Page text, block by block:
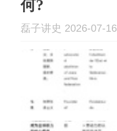
何?
磊子讲史 2026-07-16